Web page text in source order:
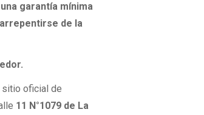
garantía mínima
de la
sitio oficial de
11 N°1079 de La